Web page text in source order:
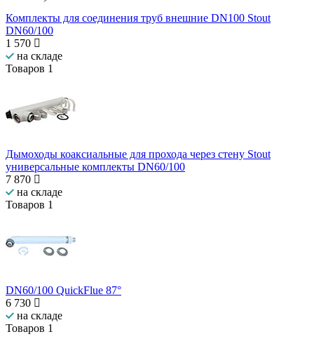
Комплекты для соединения труб внешние DN100 Stout
DN60/100
1 570
на складе
Товаров 1
Дымоходы коаксиальные для прохода через стену Stout
универсальные комплекты DN60/100
7 870
на складе
Товаров 1
DN60/100 QuickFlue 87°
6 730
на складе
Товаров 1